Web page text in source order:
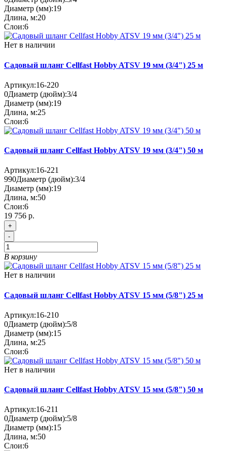
Диаметр (мм):19
Длина, м:20
Слои:6
Нет в наличии
Садовый шланг Cellfast Hobby ATSV 19 мм (3/4") 25 м
Артикул:16-220
0Диаметр (дюйм):3/4
Диаметр (мм):19
Длина, м:25
Слои:6
Садовый шланг Cellfast Hobby ATSV 19 мм (3/4") 50 м
Артикул:16-221
990Диаметр (дюйм):3/4
Диаметр (мм):19
Длина, м:50
Слои:6
19 756 р.
+
-
В корзину
Нет в наличии
Садовый шланг Cellfast Hobby ATSV 15 мм (5/8") 25 м
Артикул:16-210
0Диаметр (дюйм):5/8
Диаметр (мм):15
Длина, м:25
Слои:6
Нет в наличии
Садовый шланг Cellfast Hobby ATSV 15 мм (5/8") 50 м
Артикул:16-211
0Диаметр (дюйм):5/8
Диаметр (мм):15
Длина, м:50
Слои:6